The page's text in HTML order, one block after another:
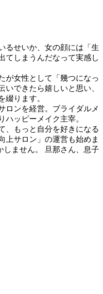
るせいか、女の顔には「生
てしまうんだなって実感し
が女性として「幾つになっ
いできたら嬉しいと思い、
綴ります。
ロンを経営。ブライダルメ
ハッピーメイク主宰。
、もっと自分を好きになる
上サロン」の運営も始めま
しません。 旦那さん、息子